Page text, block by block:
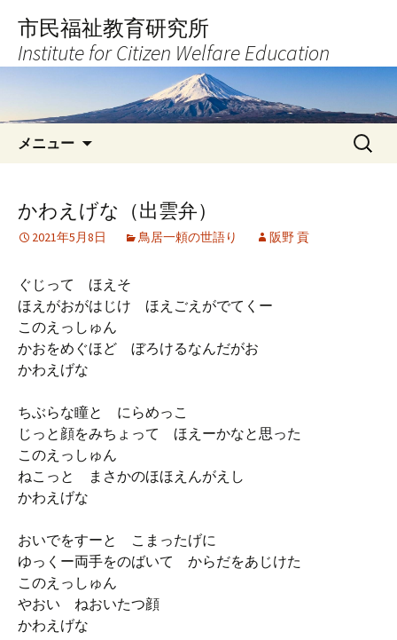
へ
キ
市民福祉教育研究所
Institute for Citizen Welfare Education
メニュー
検
索:
かわえげな（出雲弁）
2021年5月8日 鳥居一頼の世語り 阪野 貢
ぐじって ほえそ
ほえがおがはじけ ほえごえがでてくー
このえっしゅん
かおをめぐほど ぼろけるなんだがお
かわえげな
ちぶらな瞳と にらめっこ
じっと顔をみちょって ほえーかなと思った
このえっしゅん
ねこっと まさかのほほえんがえし
かわえげな
おいでをすーと こまったげに
ゆっくー両手をのばいて からだをあじけた
このえっしゅん
やおい ねおいたつ顔
かわえげな